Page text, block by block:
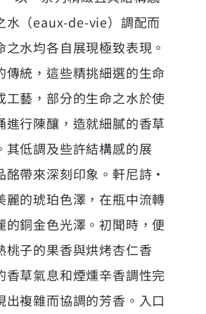
水（eaux-de-vie）調配而
之水均各自展現極致表現。
傳統，這些精挑細選的生命
工藝，部分的生命之水於使
進行陳釀，造就細膩的香草
其低調及些許結構感的展
酩帶來深刻印象。軒尼詩・
麗的琥珀色澤，在瓶中流轉
的銅金色光澤。初聞時，便
桃子的果香與烘烤杏仁香
香草氣息和煙燻辛香調性完
出複雜而協調的芳香。入口